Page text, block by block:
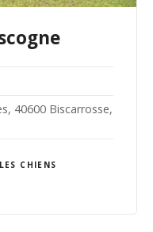
40600 Biscarrosse,
CHIENS